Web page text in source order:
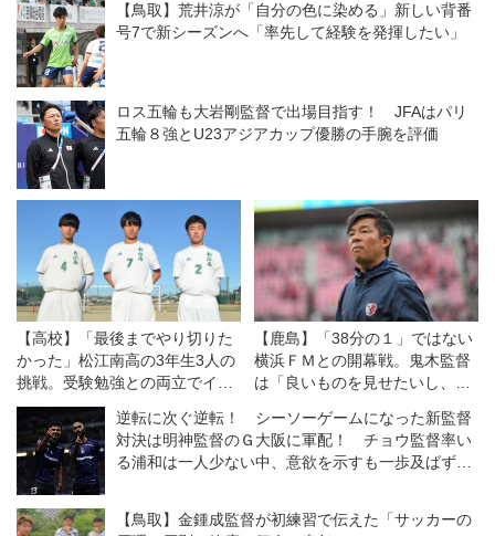
【鳥取】荒井涼が「自分の色に染める」新しい背番
号7で新シーズンへ「率先して経験を発揮したい」
ロス五輪も大岩剛監督で出場目指す！ JFAはパリ
五輪８強とU23アジアカップ優勝の手腕を評価
【高校】「最後までやり切りた
かった」松江南高の3年生3人の
挑戦。受験勉強との両立でイン
ターハイ予選の雪辱を
【鹿島】「38分の１」ではない
横浜ＦＭとの開幕戦。鬼木監督
は「良いものを見せたいし、決
逆転に次ぐ逆転！ シーソーゲームになった新監督
対決は明神監督のＧ大阪に軍配！ チョウ監督率い
る浦和は一人少ない中、意欲を示すも一歩及ばず
【鳥取】金鍾成監督が初練習で伝えた「サッカーの